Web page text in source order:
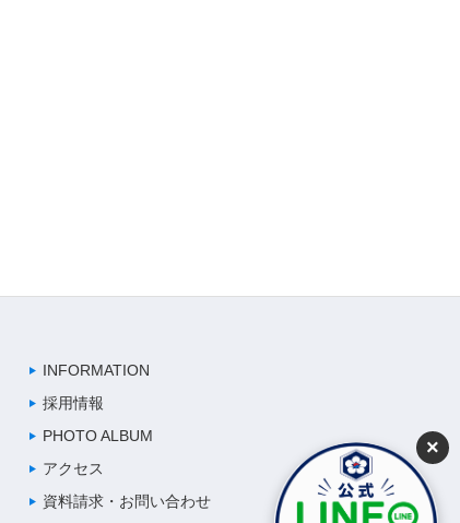
INFORMATION
採用情報
PHOTO ALBUM
アクセス
資料請求・お問い合わせ
×